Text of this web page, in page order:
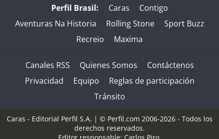
Perfil Brasil: Caras
Contigo
Aventuras Na Historia
Rolling Stone
Sport Buzz
Recreio
Maxima
Canales RSS Quienes Somos
Contáctenos
Privacidad
Equipo
Reglas de participación
Tránsito
Caras - Editorial Perfil S.A. | © Perfil.com 2006-2026 - Todos los
derechos reservados.